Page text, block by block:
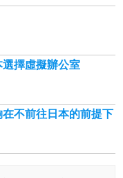
擇虛擬辦公室
不前往日本的前提下